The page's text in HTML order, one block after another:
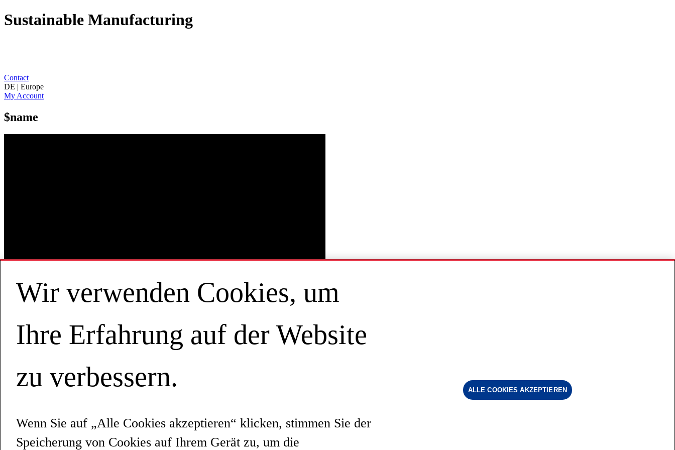
Sustainable Manufacturing
Contact
DE | Europe
My Account
$name
Wir verwenden Cookies, um
Ihre Erfahrung auf der Website
zu verbessern.
Wenn Sie auf „Alle Cookies akzeptieren“ klicken, stimmen Sie der
Speicherung von Cookies auf Ihrem Gerät zu, um die
ALLE COOKIES AKZEPTIEREN